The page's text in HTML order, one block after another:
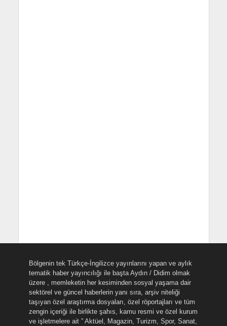
Bölgenin tek Türkçe-İngilizce yayınlarını yapan ve aylık
tematik haber yayıncılığı ile başta Aydın / Didim olmak
üzere , memleketin her kesiminden sosyal yaşama dair
sektörel ve güncel haberlerin yanı sıra, arşiv niteliği
taşıyan özel araştırma dosyaları, özel röportajları ve tüm
zengin içeriği ile birlikte şahıs, kamu resmi ve özel kurum
ve işletmelere ait ” Aktüel, Magazin, Turizm, Spor, Sanat,